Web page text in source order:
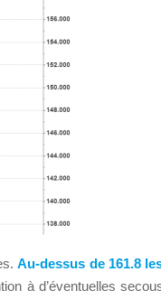
Au-dessus de 161.8
à d’éventuelles